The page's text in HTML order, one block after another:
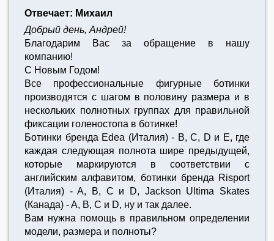
Отвечает: Михаил
Добрый день, Андрей!
Благодарим Вас за обращение в нашу
компанию!
С Новым Годом!
Все профессиональные фигурные ботинки
производятся с шагом в половину размера и в
нескольких полнотных группах для правильной
фиксации голеностопа в ботинке!
Ботинки бренда Edea (Италия) - B, C, D и E, где
каждая следующая полнота шире предыдущей,
которые маркируются в соответствии с
английским алфавитом, ботинки бренда Risport
(Италия) - A, B, C и D, Jackson Ultima Skates
(Канада) - A, B, C и D, ну и так далее.
Вам нужна помощь в правильном определении
модели, размера и полноты?